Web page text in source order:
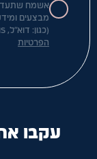
אשמח
מבצעים
(כגון: דוא"ל, SMS, טלפון, דואר וכדו') בהתאם
הפרטיות
עקבו